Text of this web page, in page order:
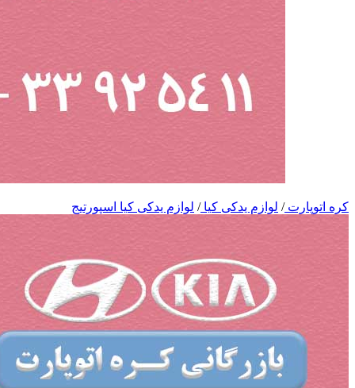
کره اتوپارت/ لوازم یدکی کیا/ لوازم یدکی کیا اسپورتیج